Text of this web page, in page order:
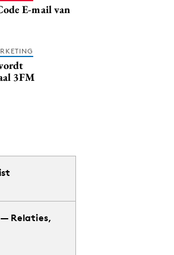
E-mail van
3FM
Relaties,